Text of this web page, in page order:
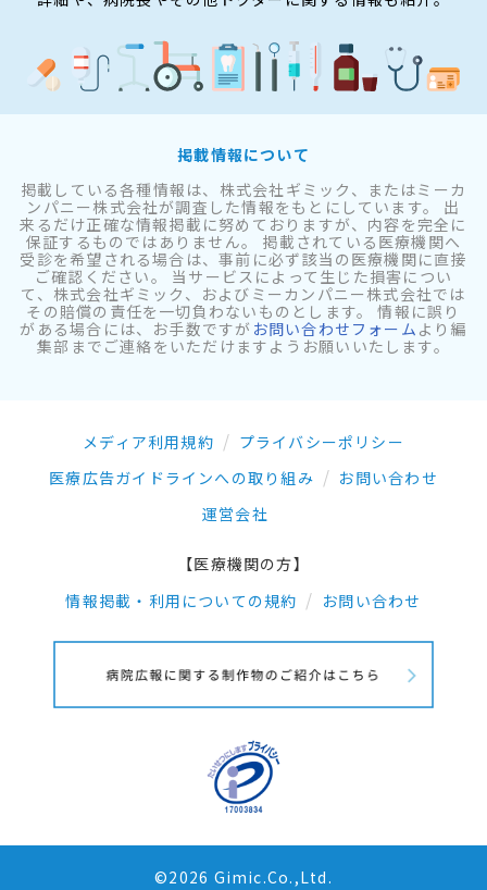
掲載情報について
掲載している各種情報は、株式会社ギミック、またはミーカ
ンパニー株式会社が調査した情報をもとにしています。 出
来るだけ正確な情報掲載に努めておりますが、内容を完全に
保証するものではありません。 掲載されている医療機関へ
受診を希望される場合は、事前に必ず該当の医療機関に直接
ご確認ください。 当サービスによって生じた損害につい
て、株式会社ギミック、およびミーカンパニー株式会社では
その賠償の責任を一切負わないものとします。 情報に誤り
がある場合には、お手数ですが お問い合わせフォーム より編
集部までご連絡をいただけますようお願いいたします。
メディア利用規約
プライバシーポリシー
医療広告ガイドラインへの取り組み
お問い合わせ
運営会社
【医療機関の方】
情報掲載・利用についての規約
お問い合わせ
©2026 Gimic.Co.,Ltd.